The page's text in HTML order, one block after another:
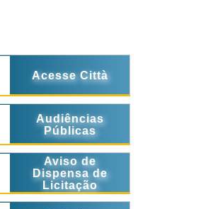
Acesse Città
Audiências
Públicas
Aviso de
Dispensa de
Licitação